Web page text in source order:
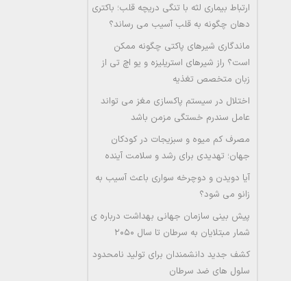
ارتباط بیماری لثه با تنگی دریچه قلب؛ باکتری
دهان چگونه به قلب آسیب می رساند؟
ماندگاری شیرهای پاکتی چگونه ممکن
است؟ راز شیرهای استریلیزه و یو اچ تی از
زبان متخصص تغذیه
اختلال در سیستم پاکسازی مغز می تواند
عامل سندرم خستگی مزمن باشد
مصرف کم میوه و سبزیجات در کودکان
جهان؛ تهدیدی برای رشد و سلامت آینده
آیا دویدن و دوچرخه سواری باعث آسیب به
زانو می شود؟
پیش بینی سازمان جهانی بهداشت درباره ی
شمار مبتلایان به سرطان تا سال ۲۰۵۰
کشف جدید دانشمندان برای تولید نامحدود
سلول های ضد سرطان